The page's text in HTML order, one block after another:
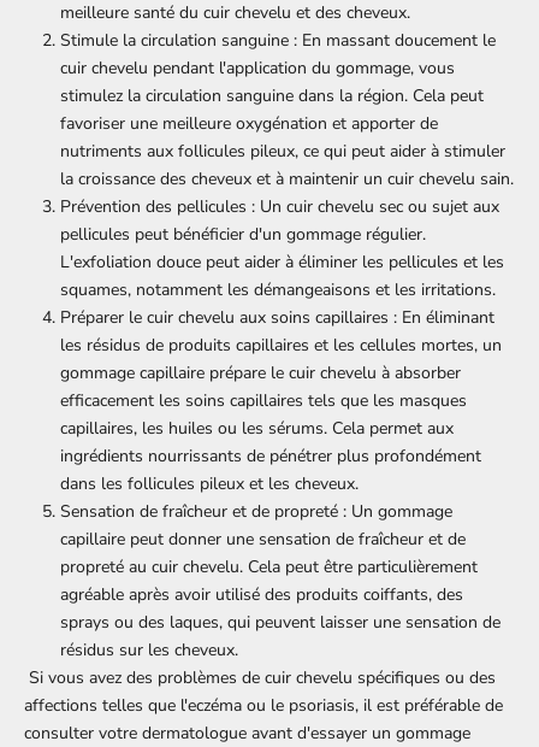
meilleure santé du cuir chevelu et des cheveux.
Stimule la circulation sanguine : En massant doucement le
cuir chevelu pendant l'application du gommage, vous
stimulez la circulation sanguine dans la région. Cela peut
favoriser une meilleure oxygénation et apporter de
nutriments aux follicules pileux, ce qui peut aider à stimuler
la croissance des cheveux et à maintenir un cuir chevelu sain.
Prévention des pellicules : Un cuir chevelu sec ou sujet aux
pellicules peut bénéficier d'un gommage régulier.
L'exfoliation douce peut aider à éliminer les pellicules et les
squames, notamment les démangeaisons et les irritations.
Préparer le cuir chevelu aux soins capillaires : En éliminant
les résidus de produits capillaires et les cellules mortes, un
gommage capillaire prépare le cuir chevelu à absorber
efficacement les soins capillaires tels que les masques
capillaires, les huiles ou les sérums. Cela permet aux
ingrédients nourrissants de pénétrer plus profondément
dans les follicules pileux et les cheveux.
Sensation de fraîcheur et de propreté : Un gommage
capillaire peut donner une sensation de fraîcheur et de
propreté au cuir chevelu. Cela peut être particulièrement
agréable après avoir utilisé des produits coiffants, des
sprays ou des laques, qui peuvent laisser une sensation de
résidus sur les cheveux.
Si vous avez des problèmes de cuir chevelu spécifiques ou des
affections telles que l'eczéma ou le psoriasis, il est préférable de
consulter votre dermatologue avant d'essayer un gommage